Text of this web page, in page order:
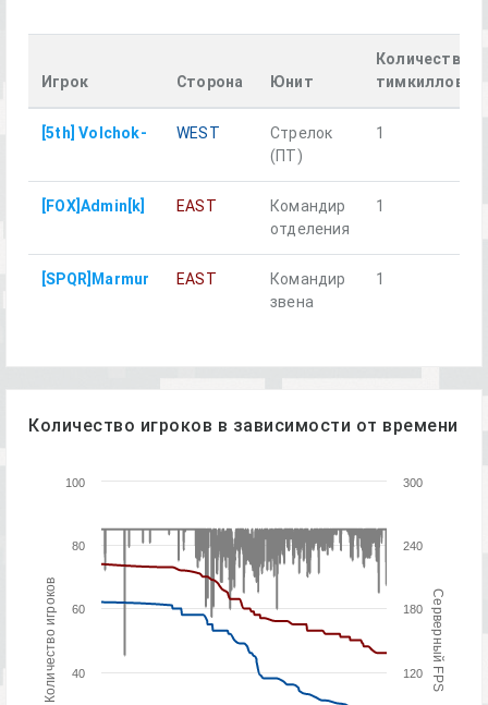
Игрок Сторона Юнит
Количество
тимкиллов
[5th] Volchok- WEST
Стрелок
(ПТ)
1
[FOX]Admin[k] EAST
Командир
отделения
1
[SPQR]Marmur EAST
Командир
звена
1
Количество игроков в зависимости от времени
Количество игроков Серверный FPS
40
60
80
100
120
180
240
300